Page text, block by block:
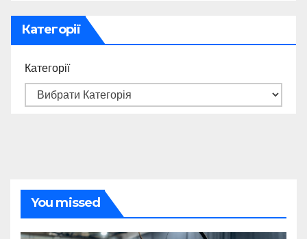
Категорії
Категорії
You missed